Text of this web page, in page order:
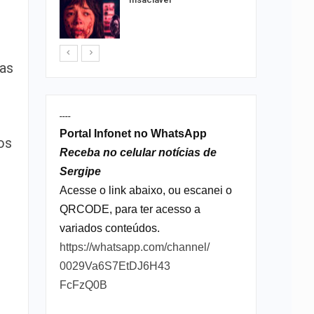
----
Portal Infonet no WhatsApp
Receba no celular notícias de
Sergipe
Acesse o link abaixo, ou escanei o
QRCODE, para ter acesso a
variados conteúdos.
https://whatsapp.com/channel/
0029Va6S7EtDJ6H43
FcFzQ0B